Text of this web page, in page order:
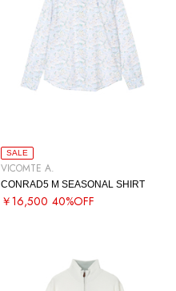
SALE
VICOMTE A.
CONRAD5 M SEASONAL SHIRT
￥16,500 40%OFF